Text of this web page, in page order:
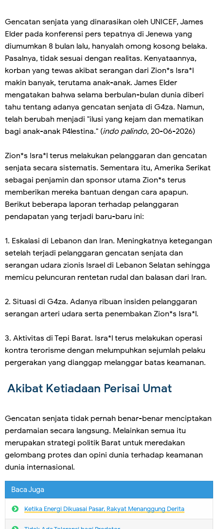
Gencatan senjata yang dinarasikan oleh UNICEF, James
Elder pada konferensi pers tepatnya di Jenewa yang
diumumkan 8 bulan lalu, hanyalah omong kosong belaka.
Pasalnya, tidak sesuai dengan realitas. Kenyataannya,
korban yang tewas akibat serangan dari Zion*s Isra*l
makin banyak, terutama anak-anak. James Elder
mengatakan bahwa selama berbulan-bulan dunia diberi
tahu tentang adanya gencatan senjata di G4za. Namun,
telah berubah menjadi "ilusi yang kejam dan mematikan
bagi anak-anak P4lestina." (indo palindo, 20-06-2026)
Zion*s Isra*l terus melakukan pelanggaran dan gencatan
senjata secara sistematis. Sementara itu, Amerika Serikat
sebagai penjamin dan sponsor utama Zion*s terus
memberikan mereka bantuan dengan cara apapun.
Berikut beberapa laporan terhadap pelanggaran
pendapatan yang terjadi baru-baru ini:
1. Eskalasi di Lebanon dan Iran. Meningkatnya ketegangan
setelah terjadi pelanggaran gencatan senjata dan
serangan udara zionis Israel di Lebanon Selatan sehingga
memicu peluncuran rentetan rudal dan balasan dari Iran.
2. Situasi di G4za. Adanya ribuan insiden pelanggaran
serangan arteri udara serta penembakan Zion*s Isra*l.
3. Aktivitas di Tepi Barat. Isra*l terus melakukan operasi
kontra terorisme dengan melumpuhkan sejumlah pelaku
pergerakan yang dianggap melanggar batas keamanan.
Akibat Ketiadaan Perisai Umat
Gencatan senjata tidak pernah benar-benar menciptakan
perdamaian secara langsung. Melainkan semua itu
merupakan strategi politik Barat untuk meredakan
gelombang protes dan opini dunia terhadap keamanan
dunia internasional.
Baca Juga
Ketika Energi Dikuasai Pasar, Rakyat Menanggung Derita